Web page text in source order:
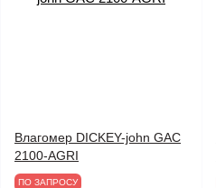
Влагомер DICKEY-john GAC
2100-AGRI
ПО ЗАПРОСУ